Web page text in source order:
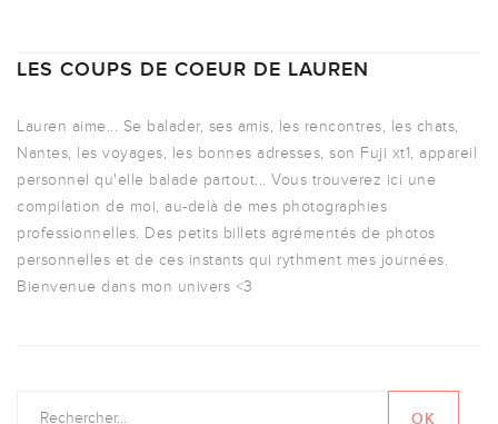
LES COUPS DE COEUR DE LAUREN
Lauren aime... Se balader, ses amis, les rencontres, les chats,
Nantes, les voyages, les bonnes adresses, son Fuji xt1, appareil
personnel qu'elle balade partout... Vous trouverez ici une
compilation de moi, au-delà de mes photographies
professionnelles. Des petits billets agrémentés de photos
personnelles et de ces instants qui rythment mes journées.
Bienvenue dans mon univers <3